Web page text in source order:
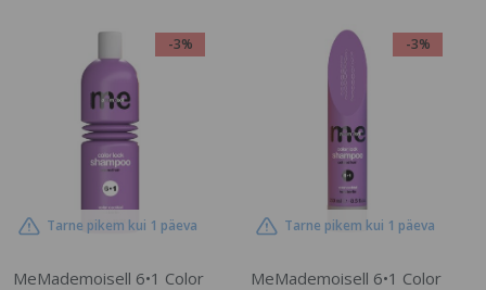
-3%
Tarne pikem kui 1 päeva
MeMademoisell 6•1 Color
-3%
Tarne pikem kui 1 päeva
MeMademoisell 6•1 Color